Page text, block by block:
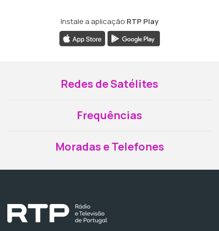
Instale a aplicação RTP Play
Redes de Satélites
Frequências
Moradas e Telefones